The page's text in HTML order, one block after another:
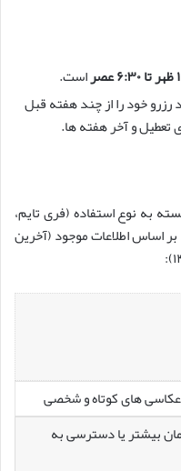
عصر
است.
رزرو خود را از چند هفته قبل
و آخر هفته ها.
به نوع استفاده (فری تایم،
اساس اطلاعات موجود (آخرین
های کوتاه و شخصی
بیشتر یا دسترسی به